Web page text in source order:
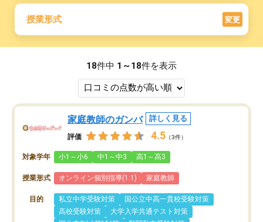
授業形式 変更
18件中 1～18件を表示
家庭教師のガンバ 詳しく見る
評価 4.5 （3件）
対象学年 小1～小6 中1～中3 高1～高3
授業形式 オンライン個別指導(1:1) 家庭教師
目的 私立中学受験対策
国公立中高一貫校受験対策
高校受験対策
大学入学共通テスト対策